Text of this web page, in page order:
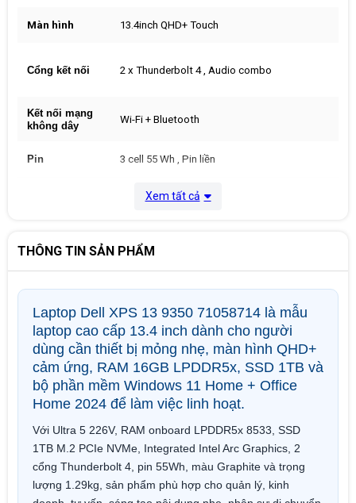
Màn hình 13.4inch QHD+ Touch
Cổng kết nối 2 x Thunderbolt 4 , Audio combo
Kết nối mạng
không dây
Wi-Fi + Bluetooth
Pin 3 cell 55 Wh , Pin liền
Windows 11 Home + Office Home 2024
Xuất xứ China
Bảo hành 12 Tháng
Xem tất cả
THÔNG TIN SẢN PHẨM
Laptop Dell XPS 13 9350 71058714 là mẫu
laptop cao cấp 13.4 inch dành cho người
dùng cần thiết bị mỏng nhẹ, màn hình QHD+
cảm ứng, RAM 16GB LPDDR5x, SSD 1TB và
bộ phần mềm Windows 11 Home + Office
Home 2024 để làm việc linh hoạt.
Với Ultra 5 226V, RAM onboard LPDDR5x 8533, SSD
1TB M.2 PCIe NVMe, Integrated Intel Arc Graphics, 2
cổng Thunderbolt 4, pin 55Wh, màu Graphite và trọng
lượng 1.29kg, sản phẩm phù hợp cho quản lý, kinh